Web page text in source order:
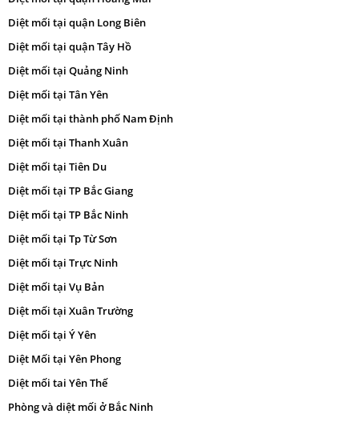
Diệt mối tại quận Long Biên
Diệt mối tại quận Tây Hồ
Diệt mối tại Quảng Ninh
Diệt mối tại Tân Yên
Diệt mối tại thành phố Nam Định
Diệt mối tại Thanh Xuân
Diệt mối tại Tiên Du
Diệt mối tại TP Bắc Giang
Diệt mối tại TP Bắc Ninh
Diệt mối tại Tp Từ Sơn
Diệt mối tại Trực Ninh
Diệt mối tại Vụ Bản
Diệt mối tại Xuân Trường
Diệt mối tại Ý Yên
Diệt Mối tại Yên Phong
Diệt mối tai Yên Thế
Phòng và diệt mối ở Bắc Ninh